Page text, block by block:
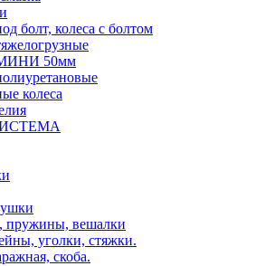
болт, колеса с болтом
МИНИ 50мм
колеса
пружины, вешалки
уголки, стяжки.
скоба.